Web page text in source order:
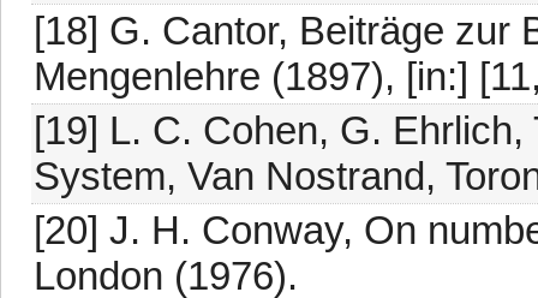
[18] G. Cantor, Beiträge zur
Mengenlehre (1897), [in:]
[19] L. C. Cohen, G.
System, Van Nostrand,
[20] J. H. Conway, On
London (1976).